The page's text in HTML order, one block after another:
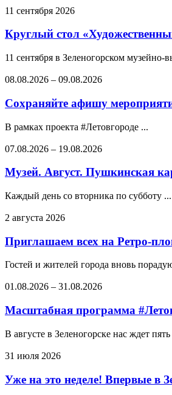
11 сентября 2026
Круглый стол
11 сентября в Зеленогорском музейно-
08.08.2026 – 09.08.2026
Сохраняйте афишу
В рамках проекта #Летовгороде ...
07.08.2026 – 19.08.2026
Музей. Август. Пушкинская
Каждый день со вторника по субботу ...
2 августа 2026
Приглашаем всех на Ретро-
Гостей и жителей города вновь
01.08.2026 – 31.08.2026
Масштабная программа
В августе в Зеленогорске нас ждет пять
31 июля 2026
Уже на это неделе! Впервые в